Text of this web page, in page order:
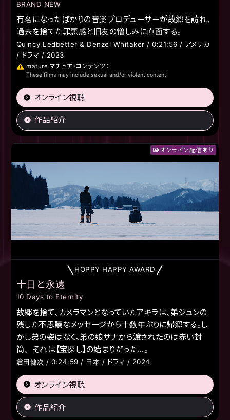
BRAND NEW
有名になったばかりの音楽プロデューサーが故郷を訪れ、
過去を捨てた罪悪感と旧友の憎しみに直面する。
Quincy Ledbetter & Denzel Whitaker / 0:21:56 / アメリカ
/ ドラマ / 2023
mature マチュア・コンテンツ：
These films may include sexual and/or violent content.
オンライン視聴
作品紹介
オンライン配信あり
HOPPY HAPPY AWARD
十日と永遠
10 Days to Eternity
故郷を捨て、カメラマンとなっていたアキラは、弟ジュンの
残した不思議なメッセージから十数年ぶりに帰郷する。し
かし弟の姿はなく、弟の娘サナから渡されたのは赤い封
筒。それは【宝探し】の始まりだった…。
倉田健次 / 0:24:59 / 日本 / ドラマ / 2024
オンライン視聴
作品紹介